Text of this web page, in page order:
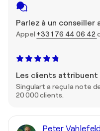
Parlez à un conseiller
Appel +33 1 76 44 06 42
Les clients attribuent
Singulart a reçu la note
20 000 clients.
Peter Vahlefeld